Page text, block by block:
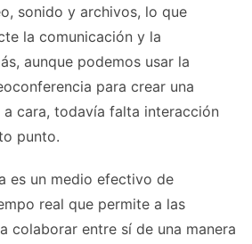
sonido y archivos, lo que
la comunicación y la
aunque podemos usar la
para crear una
cara, todavía falta interacción
punto.
es un medio efectivo de
real que permite a las
colaborar entre sí de una manera